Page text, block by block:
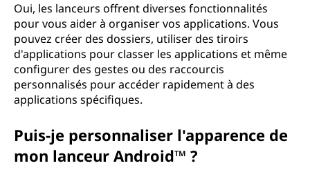
Oui, les lanceurs offrent diverses fonctionnalités
pour vous aider à organiser vos applications. Vous
pouvez créer des dossiers, utiliser des tiroirs
d'applications pour classer les applications et même
configurer des gestes ou des raccourcis
personnalisés pour accéder rapidement à des
applications spécifiques.
Puis-je personnaliser l'apparence de
mon lanceur Android™ ?